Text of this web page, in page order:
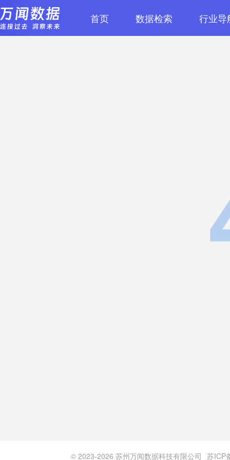
首页 数据检索 行业导
© 2023-2026 苏州万闻数据科技有限公司 苏ICP